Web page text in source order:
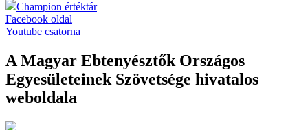
Champion értéktár
Facebook oldal
Youtube csatorna
A Magyar Ebtenyésztők Országos
Egyesületeinek Szövetsége hivatalos
weboldala